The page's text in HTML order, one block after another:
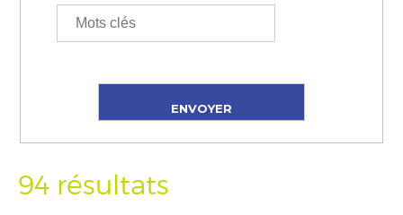
94 résultats